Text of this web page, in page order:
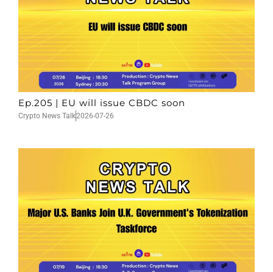
Ep.205 | EU will issue CBDC soon
Crypto News Talk2026-07-26